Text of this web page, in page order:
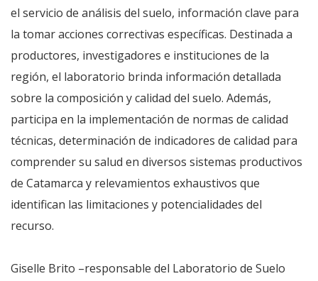
el servicio de análisis del suelo, información clave para
la tomar acciones correctivas específicas. Destinada a
productores, investigadores e instituciones de la
región, el laboratorio brinda información detallada
sobre la composición y calidad del suelo. Además,
participa en la implementación de normas de calidad
técnicas, determinación de indicadores de calidad para
comprender su salud en diversos sistemas productivos
de Catamarca y relevamientos exhaustivos que
identifican las limitaciones y potencialidades del
recurso.
Giselle Brito –responsable del Laboratorio de Suelo